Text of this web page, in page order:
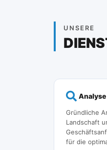
UNSERE
Gründliche
Landschaft
für die